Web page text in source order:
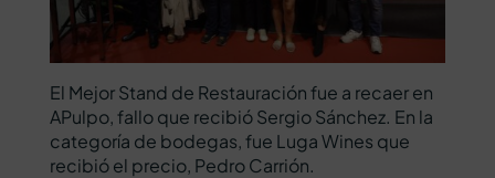
El Mejor Stand de Restauración fue a recaer en
APulpo, fallo que recibió Sergio Sánchez. En la
categoría de bodegas, fue Luga Wines que
recibió el precio, Pedro Carrión.